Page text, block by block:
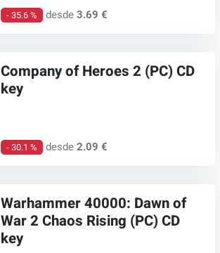
- 35.6 % desde3.69 €
Company of Heroes 2 (PC) CD
key
- 30.1 % desde2.09 €
Warhammer 40000: Dawn of
War 2 Chaos Rising (PC) CD
key